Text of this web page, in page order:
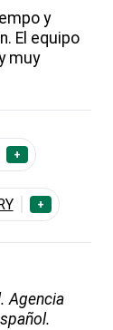
y
El equipo
muy
+
+
Agencia